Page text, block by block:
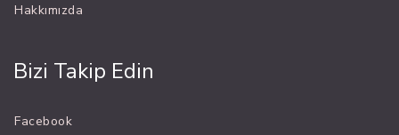
Hakkımızda
Bizi Takip Edin
Facebook